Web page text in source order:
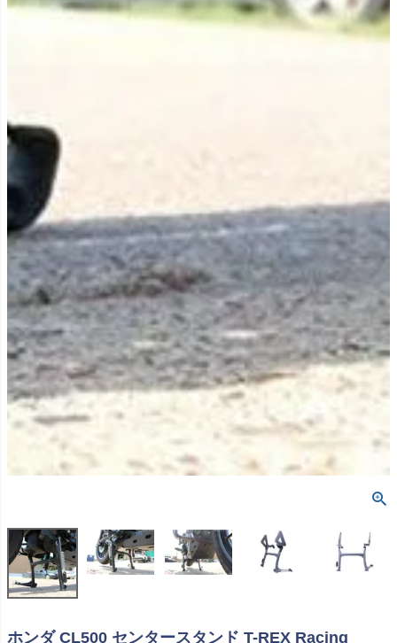
ホンダ CL500 センタースタンド T-REX Racing